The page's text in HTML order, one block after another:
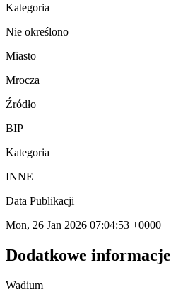
Kategoria
Nie określono
Miasto
Mrocza
Źródło
BIP
Kategoria
INNE
Data Publikacji
Mon, 26 Jan 2026 07:04:53 +0000
Dodatkowe informacje
Wadium